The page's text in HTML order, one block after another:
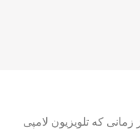
زمانی که تلویزیون لامپی